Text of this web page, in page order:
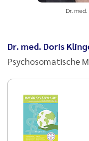
Dr.
Dr. med. Doris
Psychosomatische